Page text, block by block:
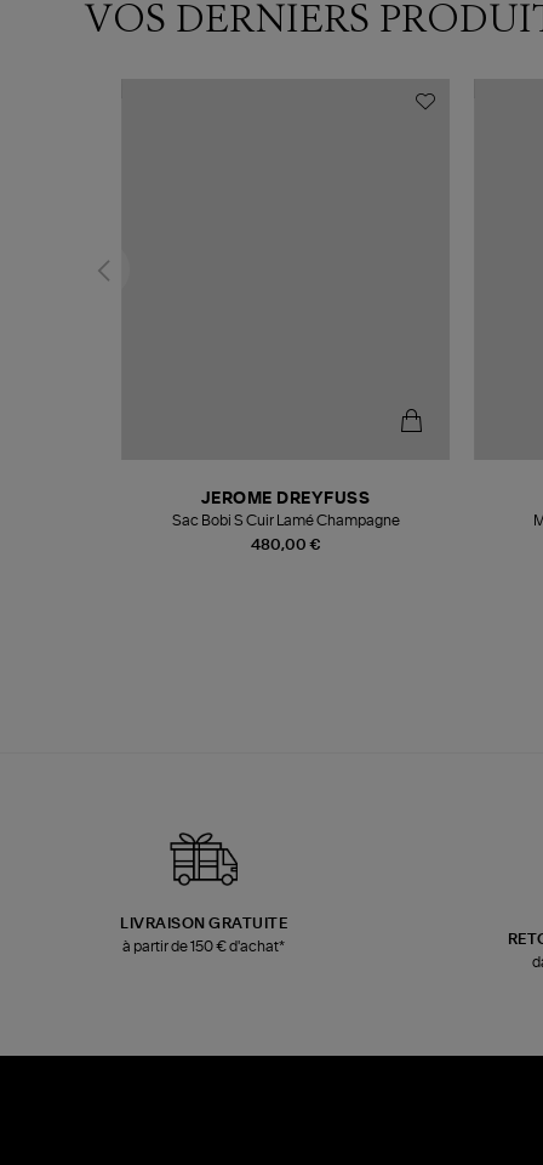
VOS DERNIERS
480,00 €
JEROME DREYFUSS
Sac Bobi S Cuir Lamé Champagne
LIVRAISON GRATUITE
à partir de 150 € d'achat*